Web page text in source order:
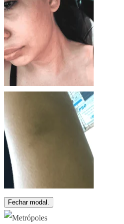
Fechar modal.